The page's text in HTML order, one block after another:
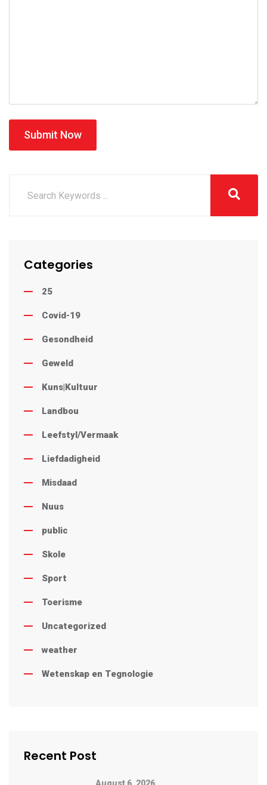
Submit Now
Categories
25
Covid-19
Gesondheid
Geweld
Kuns|Kultuur
Landbou
Leefstyl/Vermaak
Liefdadigheid
Misdaad
Nuus
public
Skole
Sport
Toerisme
Uncategorized
weather
Wetenskap en Tegnologie
Recent Post